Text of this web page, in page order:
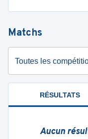
Matchs
Toutes les
RÉSULTATS
Aucun